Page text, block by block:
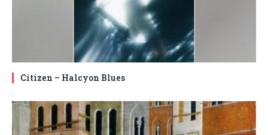
Citizen – Halcyon Blues